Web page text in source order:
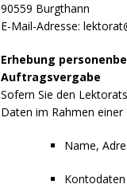
90559 Burgthann
E-Mail-Adresse:
Erhebung
Auftragsvergabe
Sofern Sie den
Daten im Rahmen
Name,